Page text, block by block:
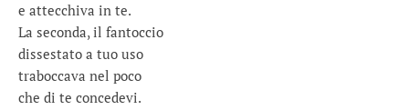
e attecchiva in te.
La seconda, il fantoccio
dissestato a tuo uso
traboccava nel poco
che di te concedevi.